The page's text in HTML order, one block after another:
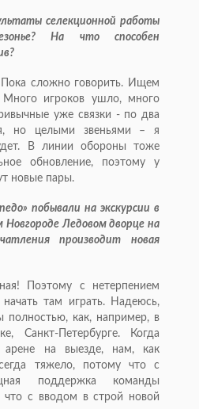
селекционной работы
На что способен
сложно говорить. Ищем
Много игроков ушло, много
уже связки - по два
но целыми звеньями – я
В линии обороны тоже
обновление, поэтому у
новые пары.
побывали на экскурсии в
Ледовом дворце на
производит новая
Поэтому с нетерпением
там играть. Надеюсь,
полностью, как, например, в
Санкт-Петербурге. Когда
на выезде, нам, как
тяжело, потому что с
поддержка команды
что с вводом в строй новой